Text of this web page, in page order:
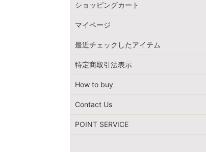
ショッピングカート
マイページ
最近チェックしたアイテム
特定商取引法表示
How to buy
Contact Us
POINT SERVICE